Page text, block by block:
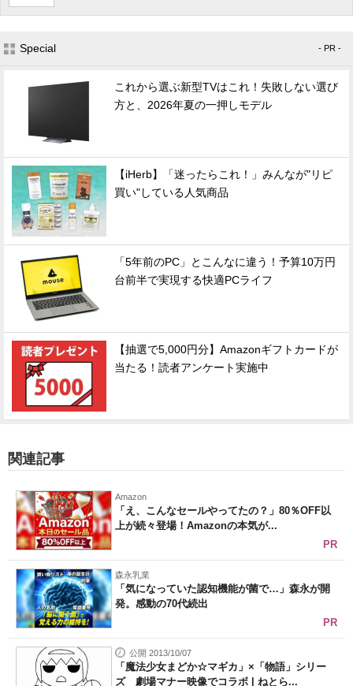
Special - PR -
これから選ぶ新型TVはこれ！失敗しない選び
方と、2026年夏の一押しモデル
【iHerb】「迷ったらこれ！」みんなが"リピ
買い"している人気商品
「5年前のPC」とこんなに違う！予算10万円
台前半で実現する快適PCライフ
【抽選で5,000円分】Amazonギフトカードが
当たる！読者アンケート実施中
関連記事
Amazon
「え、こんなセールやってたの？」80％OFF以
上が続々登場！Amazonの本気が...
PR
森永乳業
「気になっていた認知機能が菌で…」森永が開
発。感動の70代続出
PR
公開 2013/10/07
「魔法少女まどか☆マギカ」×「物語」シリー
ズ 劇場マナー映像でコラボ | ねとら...